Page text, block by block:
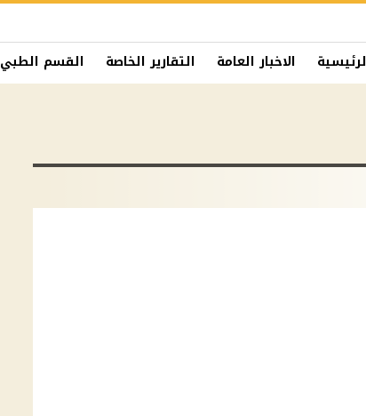
الاخبار العامة التقارير الخاصة القسم الطبي